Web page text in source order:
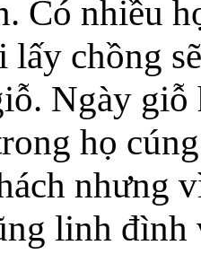
Có nhiều
chồng
Ngày
họ
nhưng
linh đình